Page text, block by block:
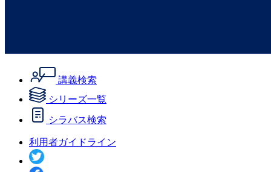
講義検索
シリーズ一覧
シラバス検索
利用者ガイドライン